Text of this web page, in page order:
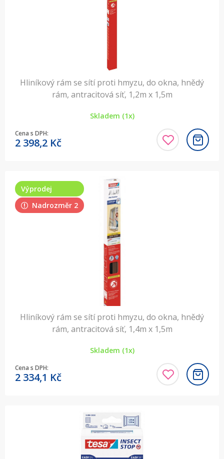
Hliníkový rám se sítí proti hmyzu, do okna, hnědý
rám, antracitová síť, 1,2m x 1,5m
Skladem (1x)
Cena s DPH:
2 398,2 Kč
Výprodej
Nadrozměr 2
Hliníkový rám se sítí proti hmyzu, do okna, hnědý
rám, antracitová síť, 1,4m x 1,5m
Skladem (1x)
Cena s DPH:
2 334,1 Kč